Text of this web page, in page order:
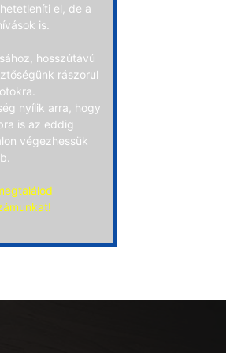
el, de a
is.
hosszútávú
rászorul
nyílik arra, hogy
is az eddig
végezhessük